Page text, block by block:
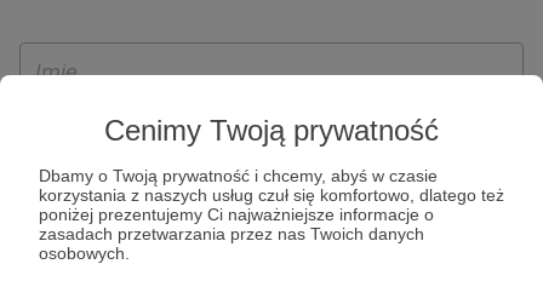
Cenimy Twoją prywatność
Dbamy o Twoją prywatność i chcemy, abyś w czasie
korzystania z naszych usług czuł się komfortowo, dlatego też
poniżej prezentujemy Ci najważniejsze informacje o
zasadach przetwarzania przez nas Twoich danych
osobowych.
Patronite.pl, w tym możliwości dokonywania oraz
otrzymywania wsparcia na naszej platformie oraz
ich przenoszenia, niepodlegania zautomatyzowanemu
wyrażenia sprzeciwu wobec przetwarzania Twoich danych
osobowych. Rejestracja dla osób niepełnoletnich możliwa
jest po przekazaniu podpisanego formularza "Zgodna na
założenie konta przez osobę niepełnoletnią", formularz
dostępny jest na stronie regulaminu Patronite.pl.